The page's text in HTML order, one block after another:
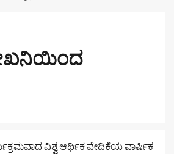
ವಿಶ್ವ ಆರ್ಥಿಕ ವೇದಿಕೆಯ ವಾರ್ಷಿಕ